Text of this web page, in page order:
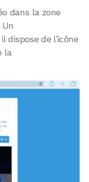
dans la zone
dispose de l’icône
la